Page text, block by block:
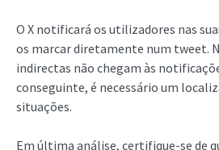
O X notificará os utilizadores nas
os marcar diretamente num tweet.
indirectas não chegam às
conseguinte, é necessário um
situações.
Em última análise, certifique-se de